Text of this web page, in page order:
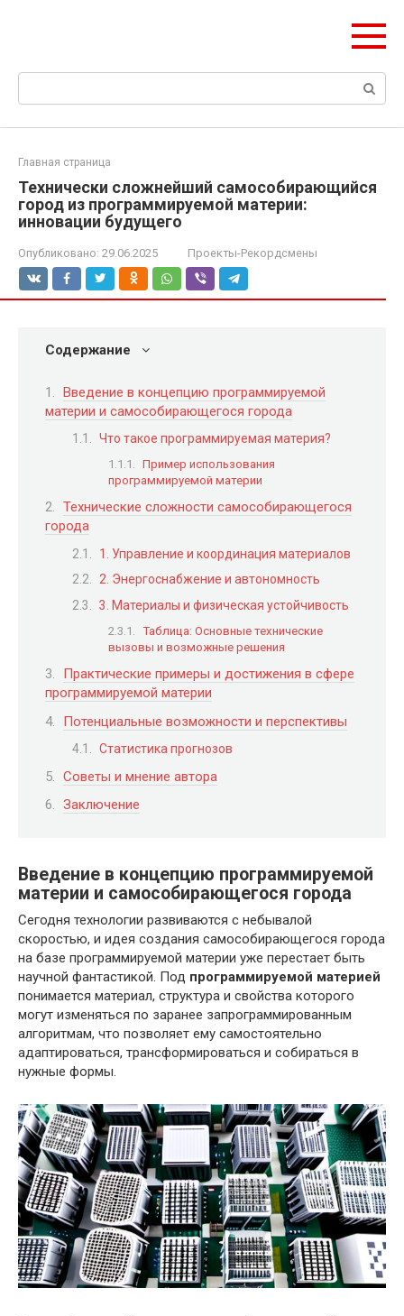
Поиск:
Главная страница
Технически сложнейший самособирающийся
город из программируемой материи:
инновации будущего
Опубликовано: 29.06.2025 Проекты-Рекордсмены
Содержание
Введение в концепцию программируемой
материи и самособирающегося города
Что такое программируемая материя?
Пример использования
программируемой материи
Технические сложности самособирающегося
города
1. Управление и координация материалов
2. Энергоснабжение и автономность
3. Материалы и физическая устойчивость
Таблица: Основные технические
вызовы и возможные решения
Практические примеры и достижения в сфере
программируемой материи
Потенциальные возможности и перспективы
Статистика прогнозов
Советы и мнение автора
Заключение
Введение в концепцию программируемой
материи и самособирающегося города
Сегодня технологии развиваются с небывалой
скоростью, и идея создания самособирающегося города
на базе программируемой материи уже перестает быть
научной фантастикой. Под программируемой материей
понимается материал, структура и свойства которого
могут изменяться по заранее запрограммированным
алгоритмам, что позволяет ему самостоятельно
адаптироваться, трансформироваться и собираться в
нужные формы.